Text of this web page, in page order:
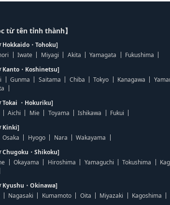
từ tên tỉnh thành】
・Tohoku]
Iwate Miyagi Akita Yamagata
Fukushima
・Koshinetsu]
Gunma Saitama Chiba Tokyo Kanagawa
・Hokuriku]
Aichi Mie Toyama Ishikawa
Fukui
Kinki]
Osaka Hyogo Nara
Wakayama
・Shikoku]
Okayama Hiroshima Yamaguchi Tokushima
・Okinawa]
Nagasaki Kumamoto Oita Miyazaki
Kagoshima